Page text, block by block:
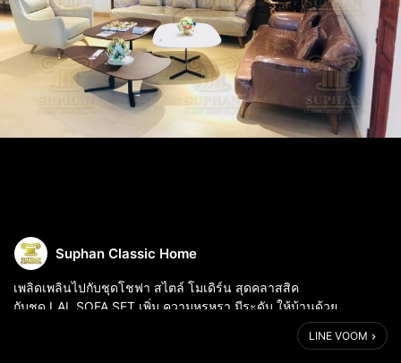
Suphan Classic Home
เพลิดเพลินไปกับชุดโชฟา สไตล์ โมเดิร์น สุดคลาสสิค
กับชุด LAL SOFA SET เพิ่ม ความหรูหรา มีระดับ ให้บ้านด้วย
เฟอร์นิเจอร์ สวยหรูหรา จากร้านสุพรรณ คลาสสิค โฮม บางโพ
LINE VOOM